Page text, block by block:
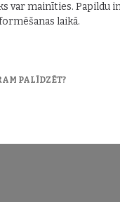
var mainīties. Papildu
laikā.
PALĪDZĒT?